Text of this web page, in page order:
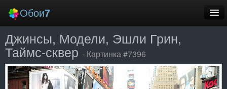
Обои7
Новые
Лучшие
Случайные
Джинсы, Модели, Эшли Грин,
Таймс-сквер - Картинка #7396